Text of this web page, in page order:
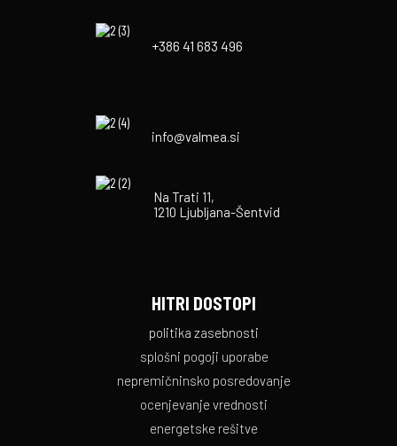
+386 41 683 496
info@valmea.si
Na Trati 11,
1210 Ljubljana-Šentvid
HITRI DOSTOPI
politika zasebnosti
splošni pogoji uporabe
nepremičninsko posredovanje
ocenjevanje vrednosti
energetske rešitve